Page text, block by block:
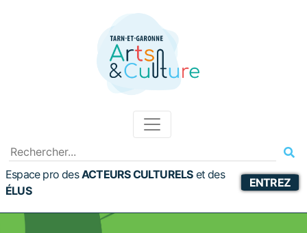
Espace pro desACTEURS CULTURELS etdes
ÉLUS
ENTREZ